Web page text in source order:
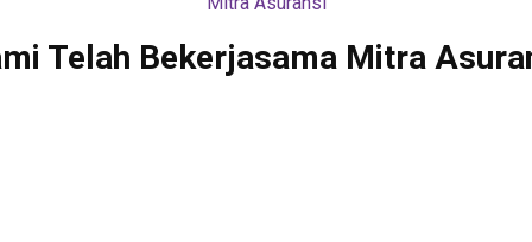
Telah Bekerjasama Mitra